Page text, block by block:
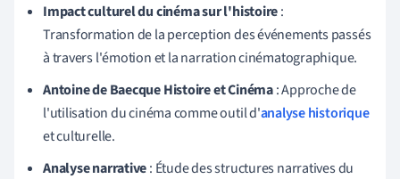
Impact culturel du cinéma sur l'histoire:
Transformation de la perception des événements passés
à travers l'émotion et la narration cinématographique.
Antoine de Baecque Histoire et Cinéma: Approche de
l'utilisation du cinéma comme outil d'analyse historique
et culturelle.
Analyse narrative: Étude des structures narratives du